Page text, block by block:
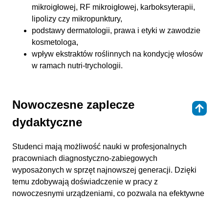
mikroigłowej, RF mikroigłowej, karboksyterapii,
lipolizy czy mikropunktury,
podstawy dermatologii, prawa i etyki w zawodzie
kosmetologa,
wpływ ekstraktów roślinnych na kondycję włosów
w ramach nutri-trychologii.
Nowoczesne zaplecze
dydaktyczne
Studenci mają możliwość nauki w profesjonalnych
pracowniach diagnostyczno-zabiegowych
wyposażonych w sprzęt najnowszej generacji. Dzięki
temu zdobywają doświadczenie w pracy z
nowoczesnymi urządzeniami, co pozwala na efektywne